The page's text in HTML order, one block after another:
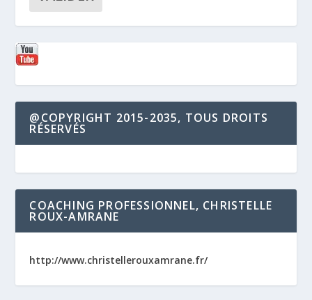
@COPYRIGHT 2015-2035, TOUS DROITS
RÉSERVÉS
COACHING PROFESSIONNEL, CHRISTELLE
ROUX-AMRANE
http://www.christellerouxamrane.fr/